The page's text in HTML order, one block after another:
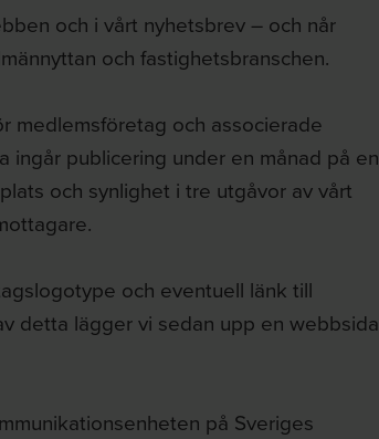
och i vårt nyhetsbrev – och når
och fastighetsbranschen.
medlemsföretag och associerade
ingår publicering under en månad på en
och synlighet i tre utgåvor av vårt
och eventuell länk till
detta lägger vi sedan upp en webbsida
på Sveriges